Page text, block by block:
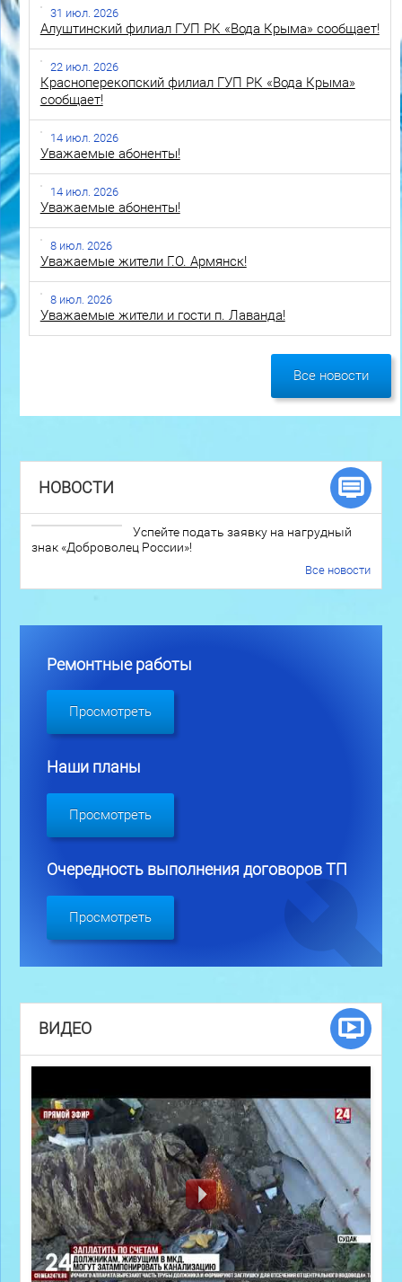
31 июл. 2026
Алуштинский филиал ГУП РК «Вода Крыма» сообщает!
22 июл. 2026
Красноперекопский филиал ГУП РК «Вода Крыма»
сообщает!
14 июл. 2026
Уважаемые абоненты!
14 июл. 2026
Уважаемые абоненты!
8 июл. 2026
Уважаемые жители Г.О. Армянск!
8 июл. 2026
Уважаемые жители и гости п. Лаванда!
Все новости
НОВОСТИ
Успейте подать заявку на нагрудный
знак «Доброволец России»!
Все новости
Ремонтные работы
Просмотреть
Наши планы
Просмотреть
Очередность выполнения договоров ТП
Просмотреть
ВИДЕО